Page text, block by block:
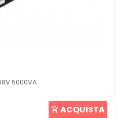
5000VA
ACQUISTA